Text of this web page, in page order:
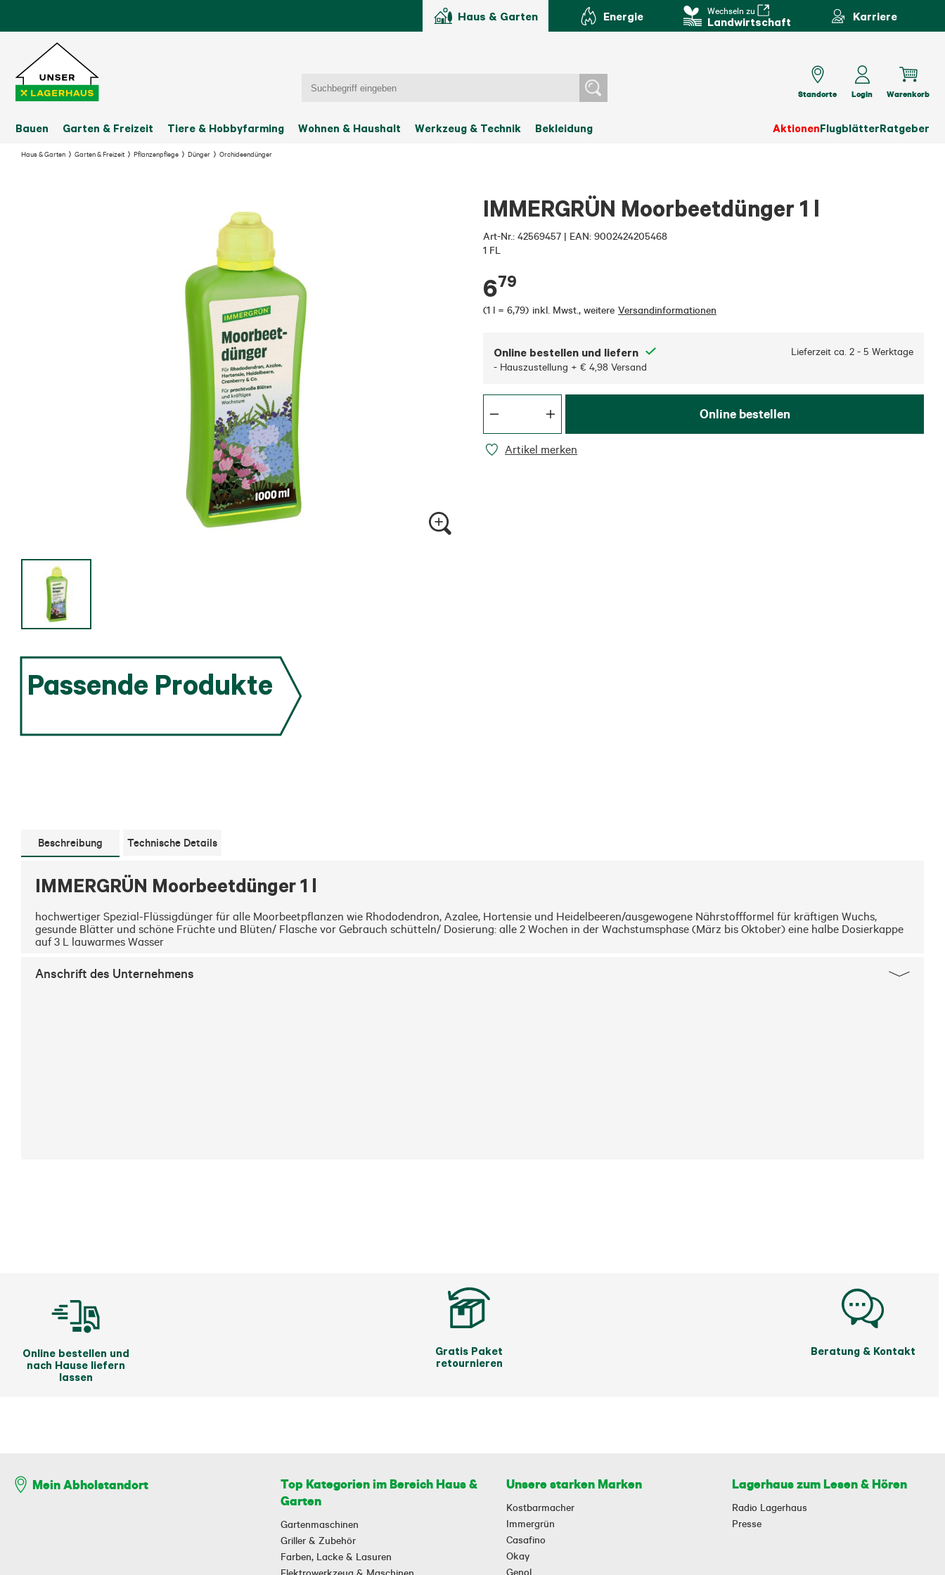
Haus & Garten Energie Wechseln zu
Landwirtschaft Karriere
Bauen Garten & Freizeit Tiere & Hobbyfarming Wohnen & Haushalt Werkzeug & Technik Bekleidung AktionenFlugblätterRatgeber
Standorte Login Warenkorb
Haus & Garten Garten & Freizeit Pflanzenpflege Dünger Orchideendünger
IMMERGRÜN Moorbeetdünger 1 l
Art-Nr.: 42569457 | EAN: 9002424205468
1 FL
679
(1 l = 6,79) inkl. Mwst., weitere Versandinformationen
Online bestellen und liefern Lieferzeit ca. 2 - 5 Werktage
- Hauszustellung + € 4,98 Versand
Online bestellen
Artikel merken
Passende Produkte
Beschreibung Technische Details
IMMERGRÜN Moorbeetdünger 1 l
hochwertiger Spezial-Flüssigdünger für alle Moorbeetpflanzen wie Rhododendron, Azalee, Hortensie und Heidelbeeren/ausgewogene Nährstoffformel für kräftigen Wuchs,
gesunde Blätter und schöne Früchte und Blüten/ Flasche vor Gebrauch schütteln/ Dosierung: alle 2 Wochen in der Wachstumsphase (März bis Oktober) eine halbe Dosierkappe
auf 3 L lauwarmes Wasser
Anschrift des Unternehmens
Online bestellen und
nach Hause liefern
lassen
Gratis Paket
retournieren
Beratung & Kontakt
Mein Abholstandort
Top Kategorien im Bereich Haus &
Garten
Gartenmaschinen
Griller & Zubehör
Farben, Lacke & Lasuren
Unsere starken Marken
Kostbarmacher
Immergrün
Casafino
Okay
Genol
Lagerhaus zum Lesen & Hören
Radio Lagerhaus
Presse